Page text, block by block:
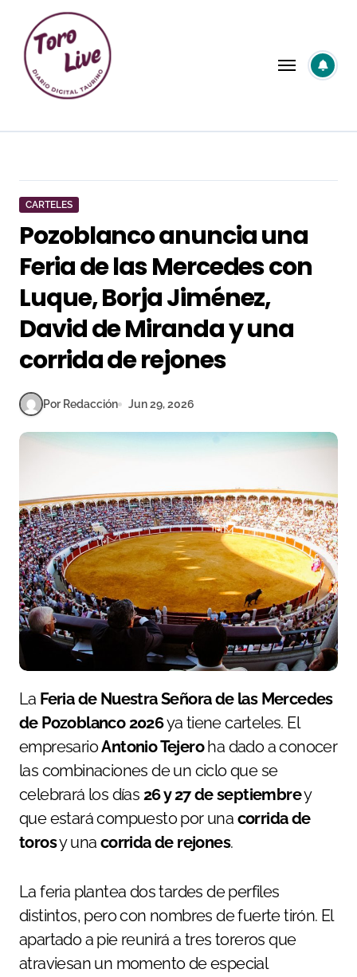
contenido
CARTELES
Pozoblanco anuncia una
Feria de las Mercedes con
Luque, Borja Jiménez,
David de Miranda y una
corrida de rejones
Por Redacción Jun 29, 2026
La Feria de Nuestra Señora de las Mercedes
de Pozoblanco 2026ya tiene carteles. El
empresarioAntonio Tejeroha dado a conocer
las combinaciones de un ciclo que se
celebrará los días 26 y 27 de septiembrey
que estará compuesto por una corrida de
torosy una corrida de rejones.
La feria plantea dos tardes de perfiles
distintos, pero con nombres de fuerte tirón. El
apartado a pie reunirá a tres toreros que
atraviesan un momento de especial